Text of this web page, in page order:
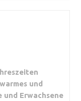
und
Erwachsene